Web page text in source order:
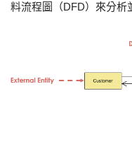
料流程圖（DFD）來分析